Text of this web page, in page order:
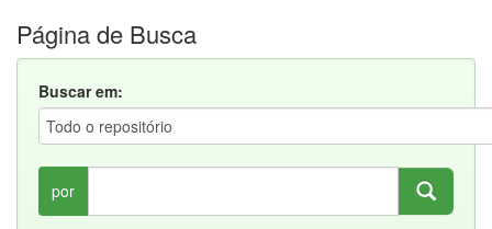
Página de Busca
Buscar em:
por